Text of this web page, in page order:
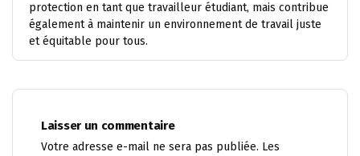
protection en tant que travailleur étudiant, mais contribue
également à maintenir un environnement de travail juste
et équitable pour tous.
Laisser un commentaire
Votre adresse e-mail ne sera pas publiée. Les